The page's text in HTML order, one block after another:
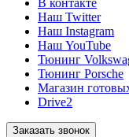
В контакте
Наш Twitter
Наш Instagram
Наш YouTube
Тюнинг
Тюнинг Porsche
Магазин
Drive2
Заказать звонок